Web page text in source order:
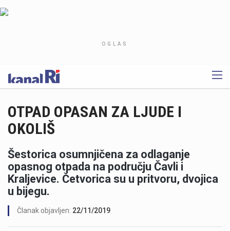
OGLAS
OTPAD OPASAN ZA LJUDE I
OKOLIŠ
Šestorica osumnjičena za odlaganje
opasnog otpada na području Čavli i
Kraljevice. Četvorica su u pritvoru, dvojica
u bijegu.
Članak objavljen: 22/11/2019